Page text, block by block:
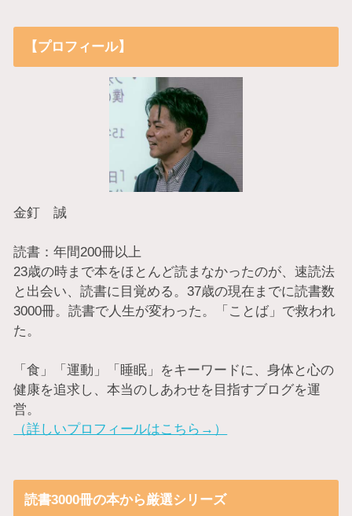
【プロフィール】
金釘 誠
読書：年間200冊以上
23歳の時まで本をほとんど読まなかったのが、速読法
と出会い、読書に目覚める。37歳の現在までに読書数
3000冊。読書で人生が変わった。「ことば」で救われ
た。
「食」「運動」「睡眠」をキーワードに、身体と心の
健康を追求し、本当のしあわせを目指すブログを運
営。
（詳しいプロフィールはこちら→）
読書3000冊の本から厳選シリーズ